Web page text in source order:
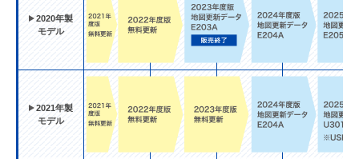
2020年製
モデル
2021年製
モデル